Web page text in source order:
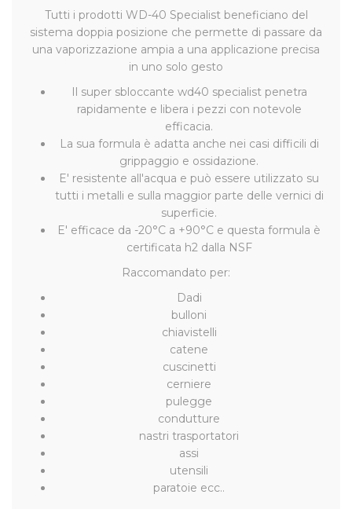
Tutti i prodotti WD-40 Specialist beneficiano del
sistema doppia posizione che permette di passare da
una vaporizzazione ampia a una applicazione precisa
in uno solo gesto
Il super sbloccante wd40 specialist penetra
rapidamente e libera i pezzi con notevole
efficacia.
La sua formula è adatta anche nei casi difficili di
grippaggio e ossidazione.
E' resistente all'acqua e può essere utilizzato su
tutti i metalli e sulla maggior parte delle vernici di
superficie.
E' efficace da -20°C a +90°C e questa formula è
certificata h2 dalla NSF
Raccomandato per:
Dadi
bulloni
chiavistelli
catene
cuscinetti
cerniere
pulegge
condutture
nastri trasportatori
assi
utensili
paratoie ecc..